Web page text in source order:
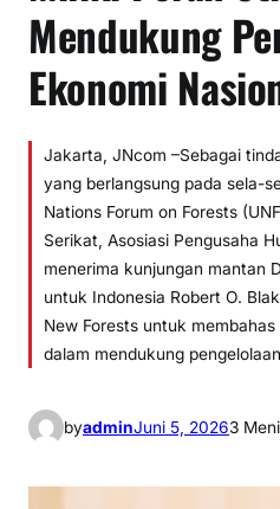
Mendukung
Ekonomi
Jakarta, JNcom –Sebagai
yang berlangsung pada sela-
Nations Forum on Forests
Serikat, Asosiasi Pengusaha
menerima kunjungan mantan
untuk Indonesia Robert O.
New Forests untuk
dalam mendukung
byadminJuni 5, 20263